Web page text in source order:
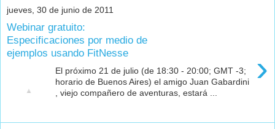
jueves, 30 de junio de 2011
Webinar gratuito:
Especificaciones por medio de
ejemplos usando FitNesse
›
El próximo 21 de julio (de 18:30 - 20:00; GMT -3;
horario de Buenos Aires) el amigo Juan Gabardini
, viejo compañero de aventuras, estará ...